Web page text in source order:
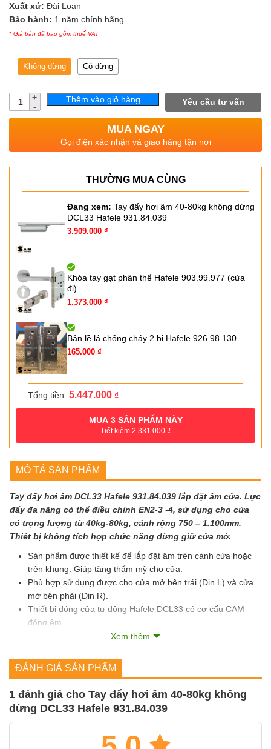
Xuất xứ: Đài Loan
Bảo hành: 1 năm chính hãng
* Giá bán đã bao gồm thuế VAT
Không dừng Có dừng
Số
lượng
Thêm vào giỏ hàng Yêu cầu tư vấn
MUA NGAY
Gọi điện xác nhận và giao hàng tận nơi
THƯỜNG MUA CÙNG
Đang xem: Tay đẩy hơi âm 40-80kg không dừng
DCL33 Hafele 931.84.039
Giá
5.583.000 ₫.
3.909.000 ₫
Khóa tay gạt phân thể Hafele 903.99.977 (cửa
đi)
Giá
là:
1.960.000 ₫.
1.373.000 ₫
1.373.000 ₫.
Bản lề lá chống cháy 2 bi Hafele 926.98.130
Giá
gốc
là:
235.000 ₫.
165.000 ₫
là:
165.000 ₫.
Tổng tiền: 5.447.000 ₫
MUA 3SẢN PHẨM NÀY
Tiết kiệm 2.331.000 ₫
MÔ TẢ SẢN PHẨM
Tay đẩy hơi âm DCL33 Hafele 931.84.039 lắp đặt âm cửa. Lực
đẩy đa năng có thể điều chỉnh EN2-3 -4, sử dụng cho cửa
có trọng lượng từ 40kg-80kg, cánh rộng 750 – 1.100mm.
Thiết bị không tích hợp chức năng dừng giữ cửa mở.
Sản phẩm được thiết kế để lắp đặt âm trên cánh cửa hoặc
trên khung. Giúp tăng thẩm mỹ cho cửa.
Phù hợp sử dụng được cho cửa mở bên trái (Din L) và cửa
mở bên phải (Din R).
Thiết bị đóng cửa tự động Hafele DCL33 có cơ cấu CAM
đóng êm.
Có thể điều chỉnh được lực đóng, tốc độ đóng cửa và tốc độ
Được sản xuất và kiểm định theo tiêu chuẩn EN 1154 và đạt
Thông số chi tiết tay đẩy hơi âm
DCL33 Hafele 931.84.039:
1
Xem thêm
ĐÁNH GIÁ SẢN PHẨM
1 đánh giá cho Tay đẩy hơi âm 40-80kg không
dừng DCL33 Hafele 931.84.039